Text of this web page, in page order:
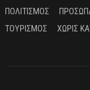
ΠΟΛΙΤΙΣΜΌΣ
ΤΟΥΡΙΣΜΌΣ
ΧΩΡΊΣ